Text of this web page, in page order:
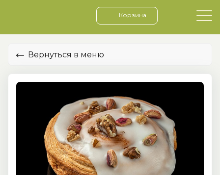
Корзина
Вернуться в меню